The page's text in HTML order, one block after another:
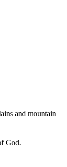
and mountain
God.